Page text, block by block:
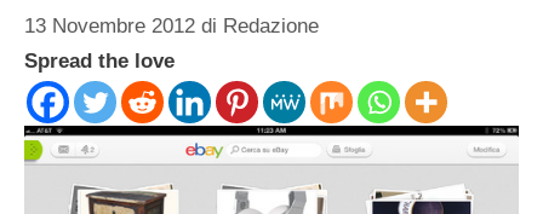
13 Novembre 2012 di Redazione
Spread the love